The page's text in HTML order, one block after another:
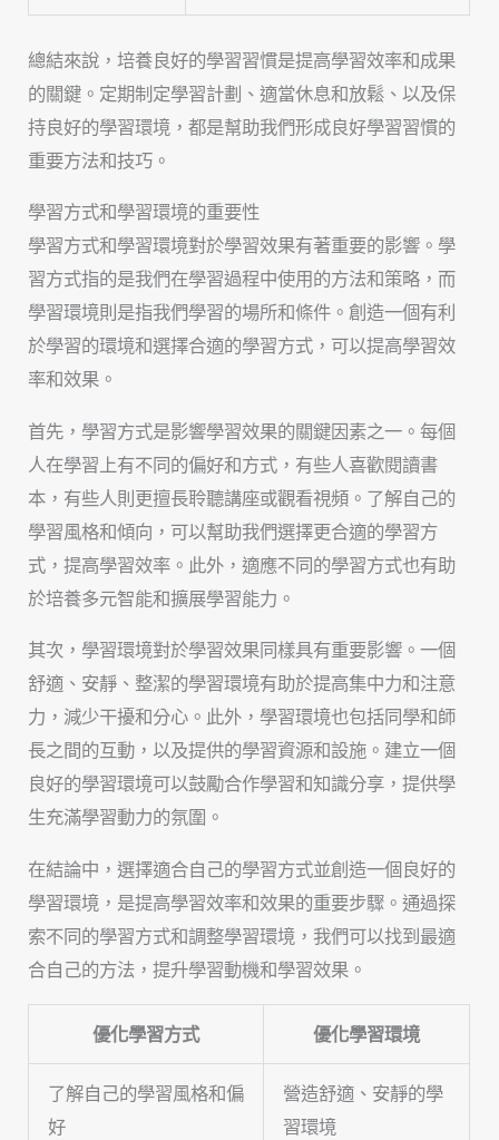
總結來說，培養良好的學習習慣是提高學習效率和成果
的關鍵。定期制定學習計劃、適當休息和放鬆、以及保
持良好的學習環境，都是幫助我們形成良好學習習慣的
重要方法和技巧。
學習方式和學習環境的重要性
學習方式和學習環境對於學習效果有著重要的影響。學
習方式指的是我們在學習過程中使用的方法和策略，而
學習環境則是指我們學習的場所和條件。創造一個有利
於學習的環境和選擇合適的學習方式，可以提高學習效
率和效果。
首先，學習方式是影響學習效果的關鍵因素之一。每個
人在學習上有不同的偏好和方式，有些人喜歡閱讀書
本，有些人則更擅長聆聽講座或觀看視頻。了解自己的
學習風格和傾向，可以幫助我們選擇更合適的學習方
式，提高學習效率。此外，適應不同的學習方式也有助
於培養多元智能和擴展學習能力。
其次，學習環境對於學習效果同樣具有重要影響。一個
舒適、安靜、整潔的學習環境有助於提高集中力和注意
力，減少干擾和分心。此外，學習環境也包括同學和師
長之間的互動，以及提供的學習資源和設施。建立一個
良好的學習環境可以鼓勵合作學習和知識分享，提供學
生充滿學習動力的氛圍。
在結論中，選擇適合自己的學習方式並創造一個良好的
學習環境，是提高學習效率和效果的重要步驟。通過探
索不同的學習方式和調整學習環境，我們可以找到最適
合自己的方法，提升學習動機和學習效果。
優化學習方式 優化學習環境
了解自己的學習風格和偏
好
營造舒適、安靜的學
習環境